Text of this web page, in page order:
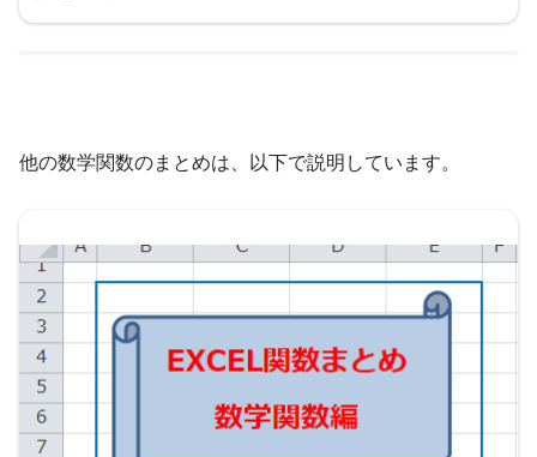
他の数学関数のまとめは、以下で説明しています。